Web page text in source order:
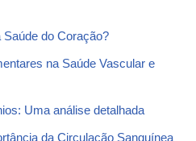
do Coração?
na Saúde Vascular e
Uma análise detalhada
da Circulação Sanguínea